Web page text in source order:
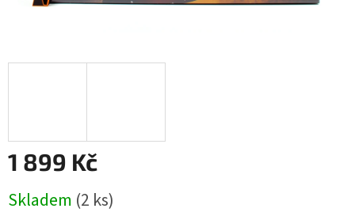
1 899 Kč
cena:
Skladem (2 ks)